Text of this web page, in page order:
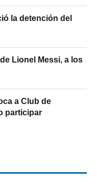
la detención del
Lionel Messi, a los
a Club de
participar